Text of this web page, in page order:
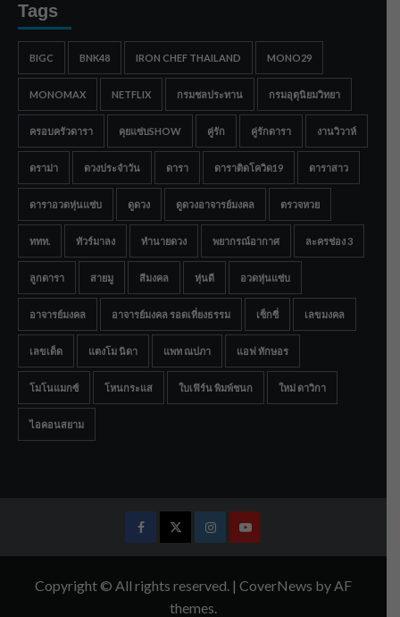
Tags
BIGC BNK48 IRON CHEF THAILAND MONO29
MONOMAX NETFLIX กรมชลประทาน กรมอุตุนิยมวิทยา
ครอบครัวดารา คุยแซ่บSHOW คู่รัก คู่รักดารา งานวิวาห์
ดราม่า ดวงประจำวัน ดารา ดาราติดโควิด19 ดาราสาว
ดาราอวดหุ่นแซ่บ ดูดวง ดูดวงอาจารย์มงคล ตรวจหวย
ททท. ทัวร์มาลง ทำนายดวง พยากรณ์อากาศ ละครช่อง 3
ลูกดารา สายมู สีมงคล หุ่นดี อวดหุ่นแซ่บ
อาจารย์มงคล อาจารย์มงคล รอดเที่ยงธรรม เซ็กซี่ เลขมงคล
เลขเด็ด แตงโม นิดา แพท ณปภา แอฟ ทักษอร
โมโนแมกซ์ โหนกระแส ใบเฟิร์น พิมพ์ชนก ใหม่ ดาวิกา
ไอคอนสยาม
FacebookTwitterInstagramYoutube
Copyright © All rights reserved. | CoverNews by AF
themes.